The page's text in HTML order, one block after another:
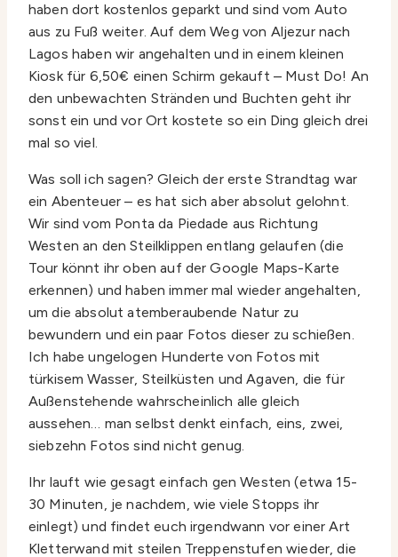
haben dort kostenlos geparkt und sind vom Auto
aus zu Fuß weiter. Auf dem Weg von Aljezur nach
Lagos haben wir angehalten und in einem kleinen
Kiosk für 6,50€ einen Schirm gekauft – Must Do! An
den unbewachten Stränden und Buchten geht ihr
sonst ein und vor Ort kostete so ein Ding gleich drei
mal so viel.
Was soll ich sagen? Gleich der erste Strandtag war
ein Abenteuer – es hat sich aber absolut gelohnt.
Wir sind vom Ponta da Piedade aus Richtung
Westen an den Steilklippen entlang gelaufen (die
Tour könnt ihr oben auf der Google Maps-Karte
erkennen) und haben immer mal wieder angehalten,
um die absolut atemberaubende Natur zu
bewundern und ein paar Fotos dieser zu schießen.
Ich habe ungelogen Hunderte von Fotos mit
türkisem Wasser, Steilküsten und Agaven, die für
Außenstehende wahrscheinlich alle gleich
aussehen… man selbst denkt einfach, eins, zwei,
siebzehn Fotos sind nicht genug.
Ihr lauft wie gesagt einfach gen Westen (etwa 15-
30 Minuten, je nachdem, wie viele Stopps ihr
einlegt) und findet euch irgendwann vor einer Art
Kletterwand mit steilen Treppenstufen wieder, die